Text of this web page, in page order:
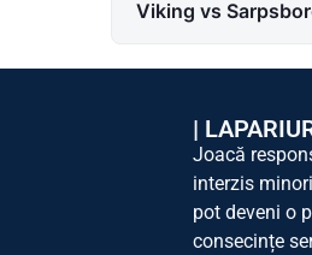
Viking vs
|
Joacă
interzis
pot deveni o
consecințe